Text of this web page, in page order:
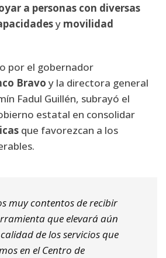
a personas con diversas
y movilidad
por el gobernador
Bravo y la directora general
Fadul Guillén, subrayó el
estatal en consolidar
que favorezcan a los
muy contentos de recibir
que elevará aún
de los servicios que
en el Centro de